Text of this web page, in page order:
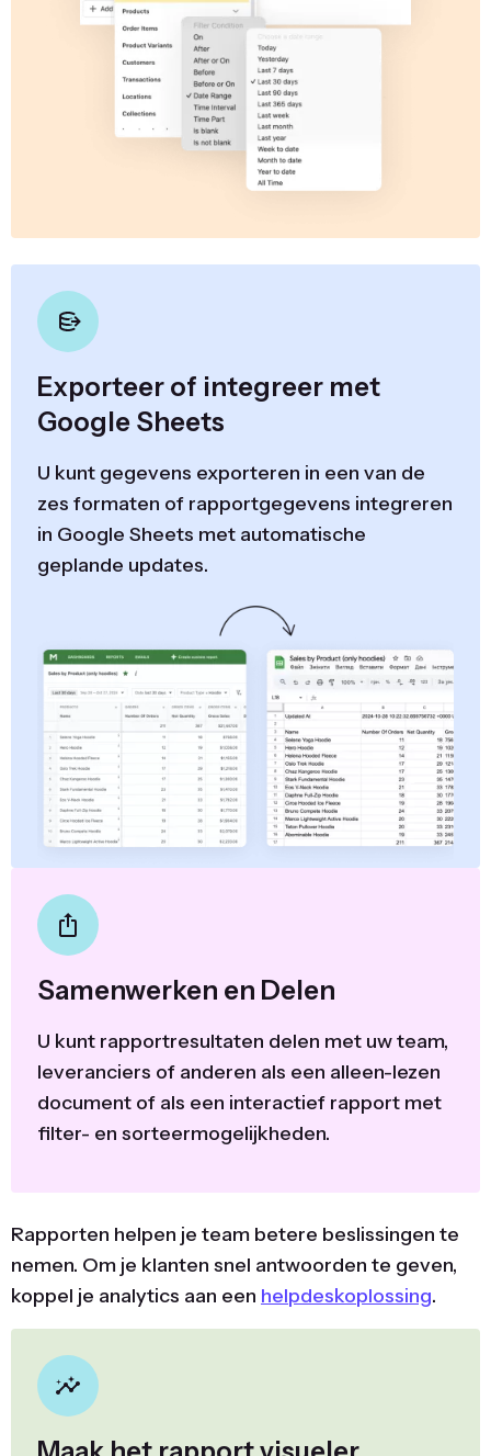
Exporteer of integreer met
Google Sheets
U kunt gegevens exporteren in een van de
zes formaten of rapportgegevens integreren
in Google Sheets met automatische
geplande updates.
Samenwerken en Delen
U kunt rapportresultaten delen met uw team,
leveranciers of anderen als een alleen-lezen
document of als een interactief rapport met
filter- en sorteermogelijkheden.
Rapporten helpen je team betere beslissingen te
nemen. Om je klanten snel antwoorden te geven,
koppel je analytics aan een helpdeskoplossing.